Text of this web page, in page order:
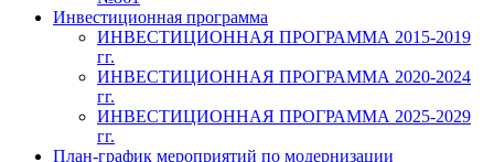
Инвестиционная программа
ИНВЕСТИЦИОННАЯ ПРОГРАММА 2015-2019
гг.
ИНВЕСТИЦИОННАЯ ПРОГРАММА 2020-2024
гг.
ИНВЕСТИЦИОННАЯ ПРОГРАММА 2025-2029
гг.
План-график мероприятий по модернизации